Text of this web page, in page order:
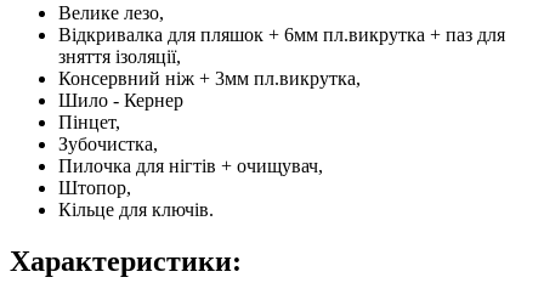
Велике лезо,
Відкривалка для пляшок + 6мм пл.викрутка + паз для
зняття ізоляції,
Консервний ніж + 3мм пл.викрутка,
Шило - Кернер
Пінцет,
Зубочистка,
Пилочка для нігтів + ​​очищувач,
Штопор,
Кільце для ключів.
Характеристики: